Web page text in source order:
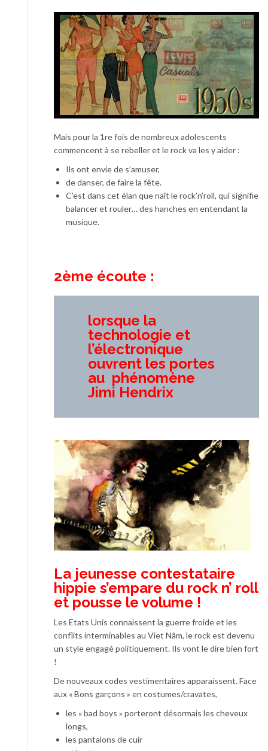
Mais pour la 1re fois de nombreux adolescents
commencent à se rebeller et le rock va les y aider :
Ils ont envie de s’amuser,
de danser, de faire la fête.
C’est dans cet élan que naît le rock’n’roll, qui signifie
balancer et rouler… des hanches en entendant la
musique.
2ème écoute :
lorsque la
technologie et
l’électronique
ouvrent les portes
au phénomène
Jimi Hendrix
La jeunesse contestataire
hippie s’empare du rock n’ roll
et pousse le volume !
Les Etats Unis connaissent la guerre froide et les
conflits interminables au Viet Nâm, le rock est devenu
un style engagé politiquement. Ils vont le dire bien fort
!
De nouveaux codes vestimentaires apparaissent. Face
aux « Bons garçons » en costumes/cravates,
les « bad boys » porteront désormais les cheveux
longs,
les pantalons de cuir